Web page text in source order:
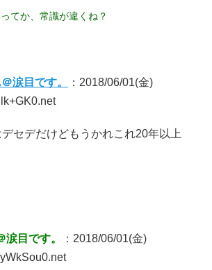
てか、常識が違くね？
涙目です。
：2018/06/01(金)
セデだけどもうかれこれ20年以上
涙目です。
：2018/06/01(金)